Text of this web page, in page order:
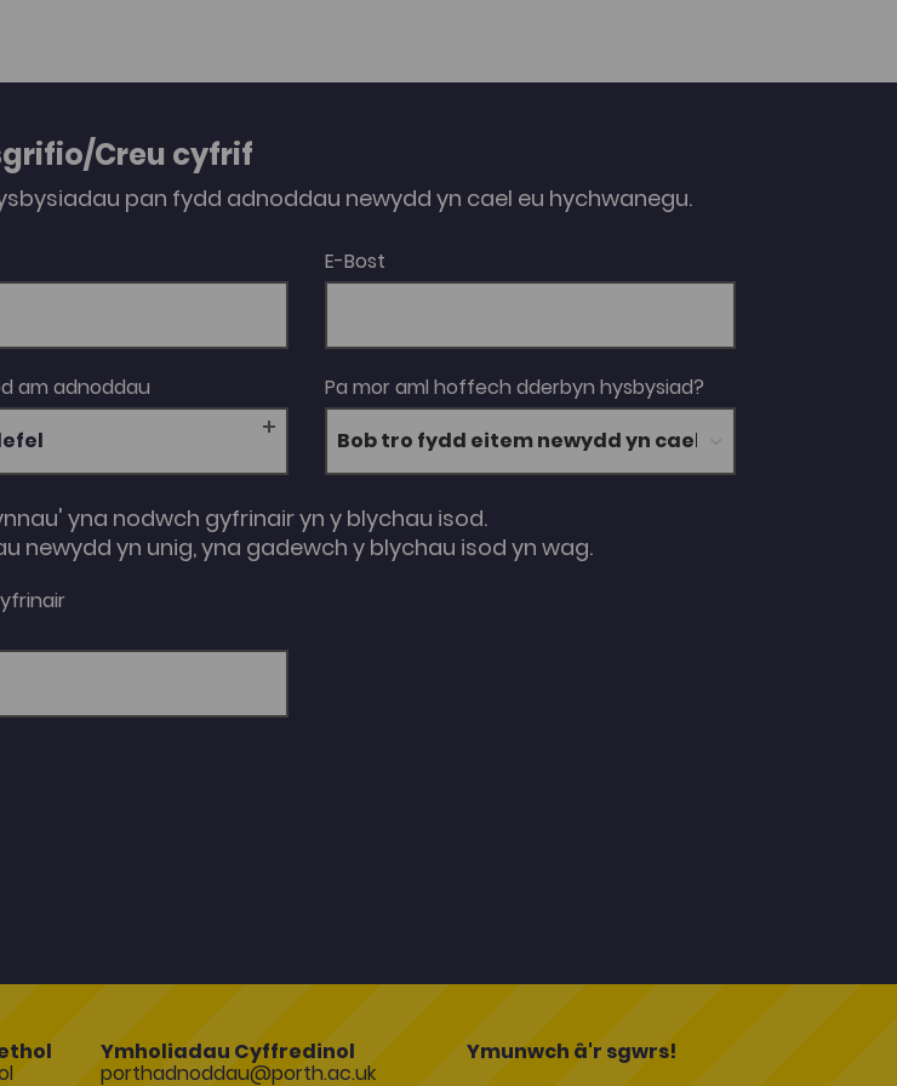
Creu cyfrif
pan fydd adnoddau newydd yn cael eu hychwanegu.
E-Bost
am adnoddau
Pa mor aml hoffech dderbyn hysbysiad?
yna nodwch gyfrinair yn y blychau isod.
yn unig, yna gadewch y blychau isod yn wag.
Ymholiadau Cyffredinol
porthadnoddau@porth.ac.uk
Ymunwch â'r sgwrs!